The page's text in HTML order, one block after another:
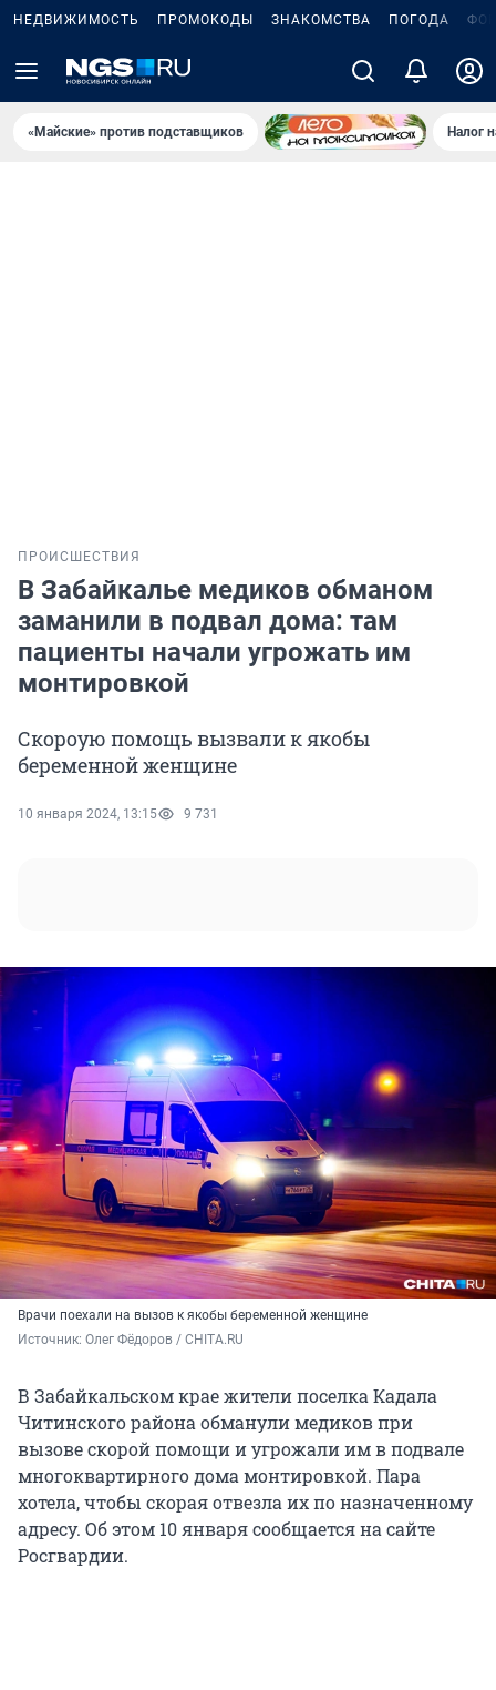
НЕДВИЖИМОСТЬ ПРОМОКОДЫ ЗНАКОМСТВА ПОГОДА
«Майские» против подставщиков Налог
ПРОИСШЕСТВИЯ
В Забайкалье медиков обманом
заманили в подвал дома: там
пациенты начали угрожать им
монтировкой
Скороую помощь вызвали к якобы
беременной женщине
10 января 2024, 13:15 9 731
Врачи поехали на вызов к якобы беременной женщине
Источник: Олег Фёдоров / CHITA.RU
В Забайкальском крае жители поселка Кадала
Читинского района обманули медиков при
вызове скорой помощи и угрожали им в подвале
многоквартирного дома монтировкой. Пара
хотела, чтобы скорая отвезла их по назначенному
адресу. Об этом 10 января сообщается на сайте
Росгвардии.